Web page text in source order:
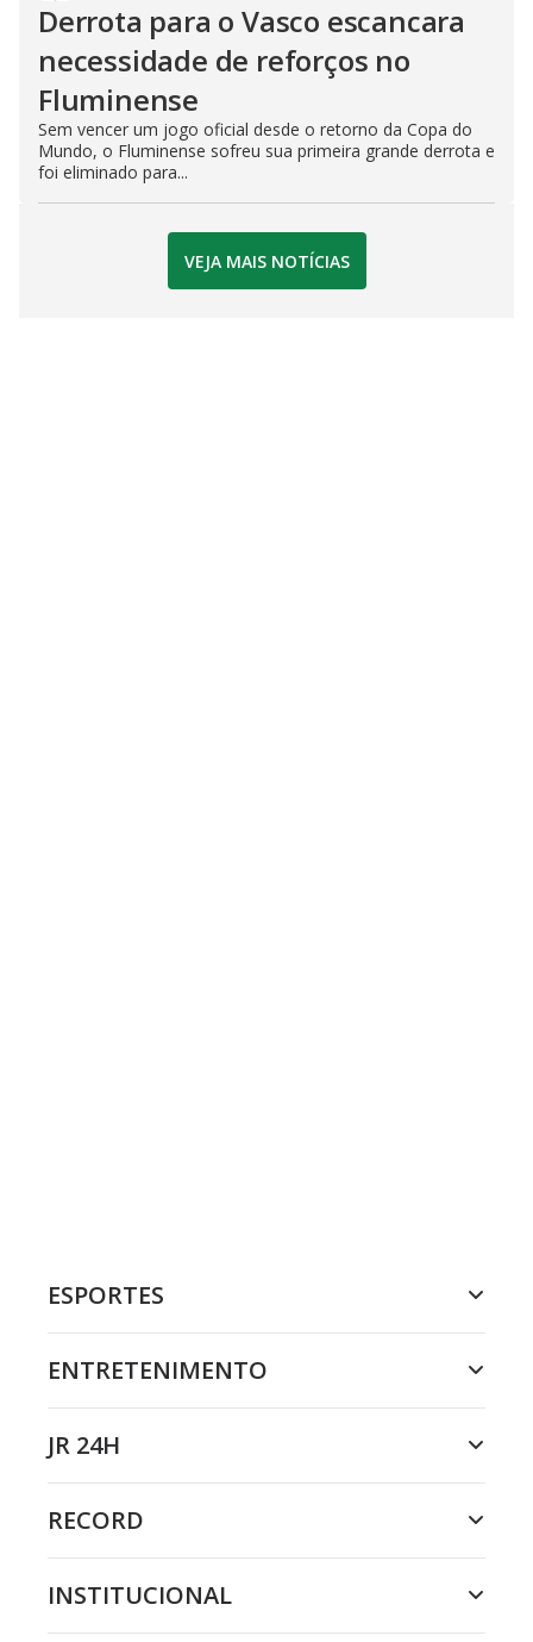
Derrota para o Vasco escancara
necessidade de reforços no
Fluminense
Sem vencer um jogo oficial desde o retorno da Copa do
Mundo, o Fluminense sofreu sua primeira grande derrota e
foi eliminado para...
VEJA MAIS NOTÍCIAS
ESPORTES
ENTRETENIMENTO
JR 24H
RECORD
INSTITUCIONAL